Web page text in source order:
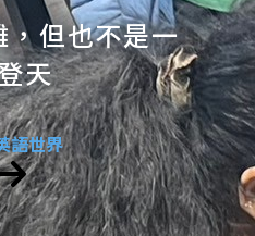
，但也不是一
天
語世界